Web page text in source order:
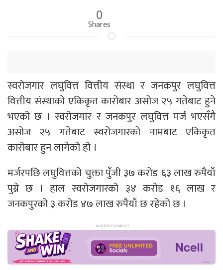
0
Shares
स्वरोजगार लघुवित्त वित्तीय संस्था र जनकपुर लघुवित्त
वित्तीय संस्थाको एकिकृत कारोबार असोज २५ गतेबाट हुने
भएको छ । स्वरोजगार र जनकपुर लघुवित्त मर्ज भएसँगै
असोज २५ गतेबाट स्वरोजगारको नामबाट एकिकृत
कारोबार हुन लागेको हो ।
मर्जरपछि लघुवित्तको चुक्ता पुँजी ३७ करोड ६३ लाख रुपैयाँ
पुग्ने छ । हाल स्वरोजगारको ३४ करोड १६ लाख र
जनकपुरको ३ करोड ४७ लाख रुपैयाँ छ रहेको छ ।